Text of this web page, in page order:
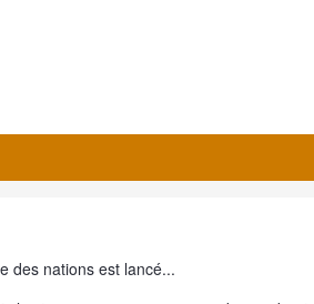
des nations est lancé...